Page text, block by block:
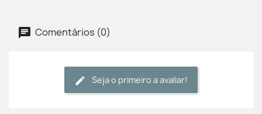
Comentários (0)
Seja o primeiro a avaliar!